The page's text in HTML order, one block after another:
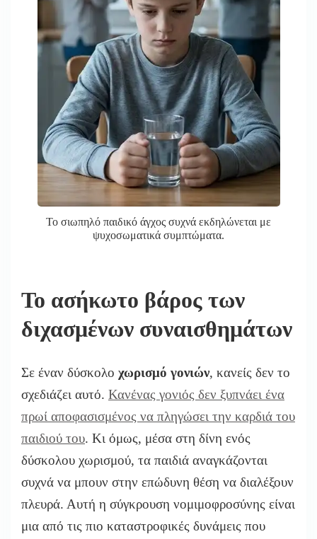
Το σιωπηλό παιδικό άγχος συχνά εκδηλώνεται με
ψυχοσωματικά συμπτώματα.
Το ασήκωτο βάρος των
διχασμένων συναισθημάτων
Σε έναν δύσκολο χωρισμό γονιών, κανείς δεν το
σχεδιάζει αυτό. Κανένας γονιός δεν ξυπνάει ένα
πρωί αποφασισμένος να πληγώσει την καρδιά του
παιδιού του. Κι όμως, μέσα στη δίνη ενός
δύσκολου χωρισμού, τα παιδιά αναγκάζονται
συχνά να μπουν στην επώδυνη θέση να διαλέξουν
πλευρά. Αυτή η σύγκρουση νομιμοφροσύνης είναι
μια από τις πιο καταστροφικές δυνάμεις που